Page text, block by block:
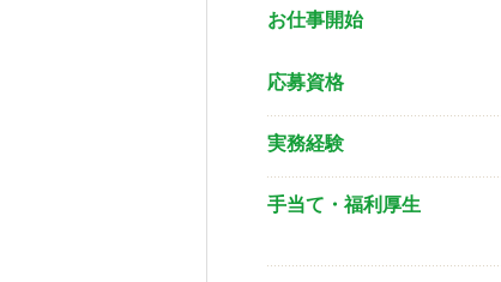
お仕事開始
応募資格
実務経験
手当て・福利厚生